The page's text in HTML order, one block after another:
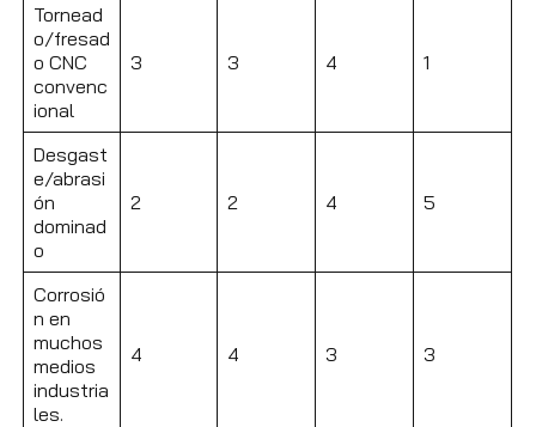
Tornead
o/fresad
o CNC
convenc
ional
3 3 4 1
Desgast
e/abrasi
ón
dominad
o
2 2 4 5
Corrosió
n en
muchos
medios
industria
les.
4 4 3 3